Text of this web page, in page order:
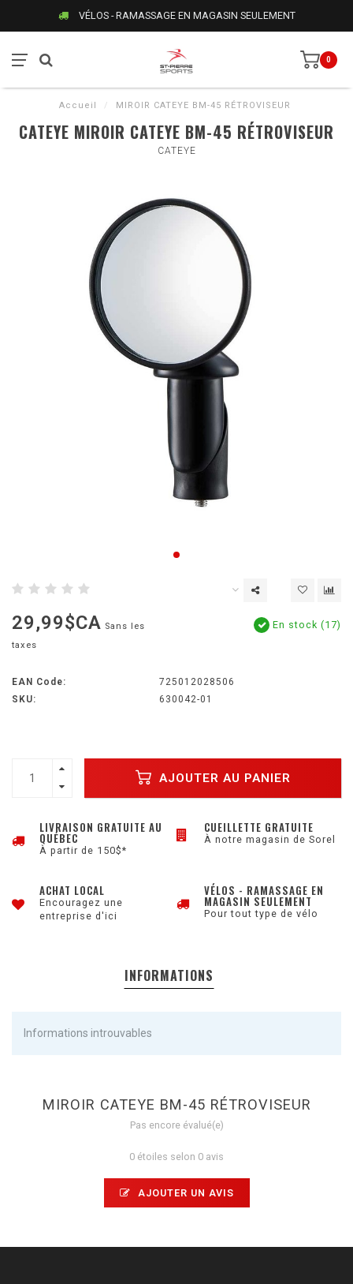
VÉLOS - RAMASSAGE EN MAGASIN SEULEMENT
0
Accueil / MIROIR CATEYE BM-45 RÉTROVISEUR
CATEYE MIROIR CATEYE BM-45 RÉTROVISEUR
CATEYE
29,99$CA Sans les
taxes
En stock (17)
EAN Code:
725012028506
SKU:
630042-01
AJOUTER AU PANIER
LIVRAISON GRATUITE AU
QUÉBEC
À partir de 150$*
CUEILLETTE GRATUITE
À notre magasin de Sorel
ACHAT LOCAL
Encouragez une
entreprise d'ici
VÉLOS - RAMASSAGE EN
MAGASIN SEULEMENT
Pour tout type de vélo
INFORMATIONS
Informations introuvables
MIROIR CATEYE BM-45 RÉTROVISEUR
Pas encore évalué(e)
0 étoiles selon 0 avis
AJOUTER UN AVIS